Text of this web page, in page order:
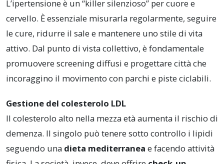
L’ipertensione è un “killer silenzioso” per cuore e
cervello. È essenziale misurarla regolarmente, seguire
le cure, ridurre il sale e mantenere uno stile di vita
attivo. Dal punto di vista collettivo, è fondamentale
promuovere screening diffusi e progettare città che
incoraggino il movimento con parchi e piste ciclabili.
Gestione del colesterolo LDL
Il colesterolo alto nella mezza età aumenta il rischio di
demenza. Il singolo può tenere sotto controllo i lipidi
seguendo una dieta mediterranea e facendo attività